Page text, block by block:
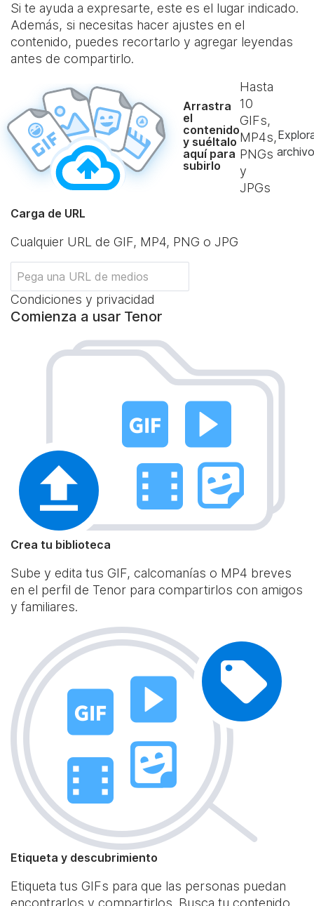
Si te ayuda a expresarte, este es el lugar indicado.
Además, si necesitas hacer ajustes en el
contenido, puedes recortarlo y agregar leyendas
antes de compartirlo.
Arrastra
el
contenido
y suéltalo
aquí para
subirlo
Hasta
10
GIFs,
MP4s,
PNGs
y
JPGs
Carga de URL
Cualquier URL de GIF, MP4, PNG o JPG
Condiciones y privacidad
Comienza a usar Tenor
Crea tu biblioteca
Sube y edita tus GIF, calcomanías o MP4 breves
en el perfil de Tenor para compartirlos con amigos
y familiares.
Etiqueta y descubrimiento
Etiqueta tus GIFs para que las personas puedan
encontrarlos y compartirlos. Busca tu contenido